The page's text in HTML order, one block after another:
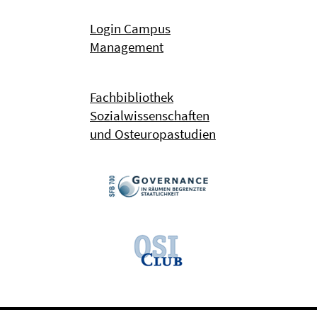
Login Campus
Management
Fachbibliothek
Sozialwissenschaften
und Osteuropastudien